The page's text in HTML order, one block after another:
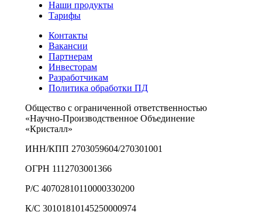
Наши продукты
Тарифы
Контакты
Вакансии
Партнерам
Инвесторам
Разработчикам
Политика обработки ПД
Общество с ограниченной ответственностью
«Научно-Производственное Объединение
«Кристалл»
ИНН/КПП 2703059604/270301001
ОГРН 1112703001366
Р/С 40702810110000330200
К/С 30101810145250000974